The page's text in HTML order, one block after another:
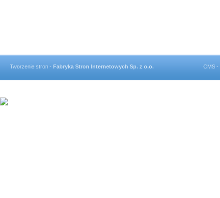
Tworzenie stron - Fabryka Stron Internetowych Sp. z o.o. CMS -